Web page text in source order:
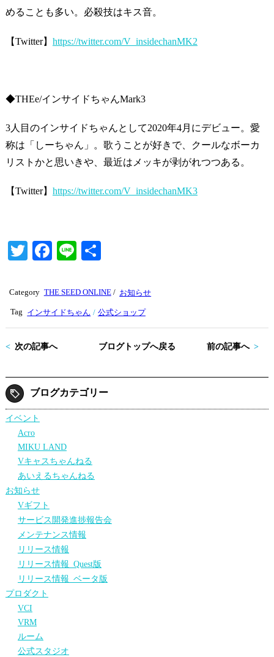
めることも多い。必殺技はキス音。
【Twitter】 https://twitter.com/V_insidechanMK2
◆THEe/インサイドちゃんMark3
3人目のインサイドちゃんとして2020年4月にデビュー。愛
称は「しーちゃん」。歌うことが好きで、クールなボーカ
リストかと思いきや、最近はメッキが剥がれつつある。
【Twitter】 https://twitter.com/V_insidechanMK3
T
tte
r
Fa
bo
ok
Li
Category THE SEED ONLINE/ お知らせ
Tag インサイドちゃん 公式ショップ
次の記事へ ブログトップへ戻る 前の記事へ
ブログカテゴリー
イベント
Acro
MIKU LAND
Vキャスちゃんねる
あいえるちゃんねる
お知らせ
Vギフト
サービス開発進捗報告会
メンテナンス情報
リリース情報
リリース情報_Quest版
リリース情報_ベータ版
プロダクト
VCI
VRM
ルーム
公式スタジオ